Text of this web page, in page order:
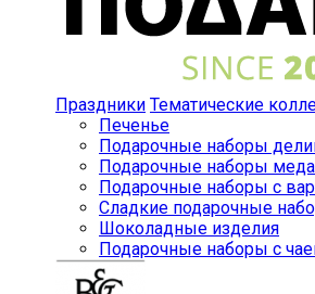
Праздники Тематические
Печенье
Подарочные наборы
Подарочные наборы меда
Подарочные наборы с
Сладкие подарочные
Шоколадные изделия
Подарочные наборы с